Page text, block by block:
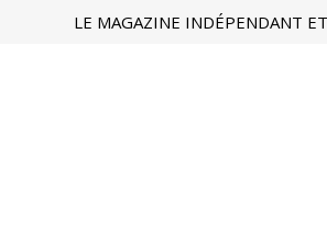
LE MAGAZINE INDÉPENDANT